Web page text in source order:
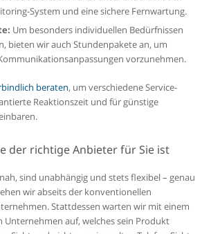
System und eine sichere Fernwartung.
Um besonders individuellen Bedürfnissen
bieten wir auch Stundenpakete an, um
vorzunehmen.
beraten, um verschiedene Service-
Reaktionszeit und für günstige
der richtige Anbieter für Sie ist
sind unabhängig und stets flexibel – genau
wir abseits der konventionellen
Stattdessen warten wir mit einem
Unternehmen auf, welches sein Produkt